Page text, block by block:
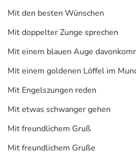
Mit den besten Wünschen
Mit doppelter Zunge sprechen
Mit einem blauen Auge
Mit einem goldenen Löffel im
Mit Engelszungen reden
Mit etwas schwanger gehen
Mit freundlichem Gruß
Mit freundlichem Gruße